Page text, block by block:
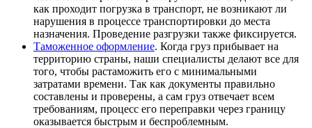
как проходит погрузка в транспорт, не возникают ли
нарушения в процессе транспортировки до места
назначения. Проведение разгрузки также фиксируется.
Таможенное оформление. Когда груз прибывает на
территорию страны, наши специалисты делают все для
того, чтобы растаможить его с минимальными
затратами времени. Так как документы правильно
составлены и проверены, а сам груз отвечает всем
требованиям, процесс его переправки через границу
оказывается быстрым и беспроблемным.